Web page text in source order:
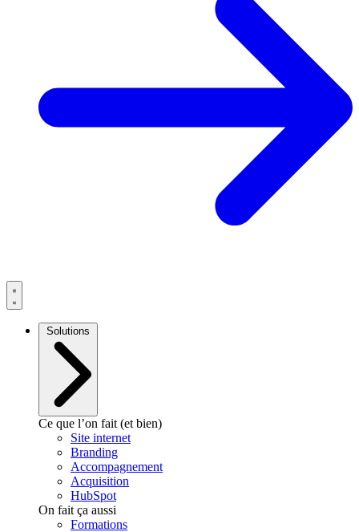
Solutions
Ce que l’on fait (et bien)
Site internet
Branding
Accompagnement
Acquisition
HubSpot
On fait ça aussi
Formations